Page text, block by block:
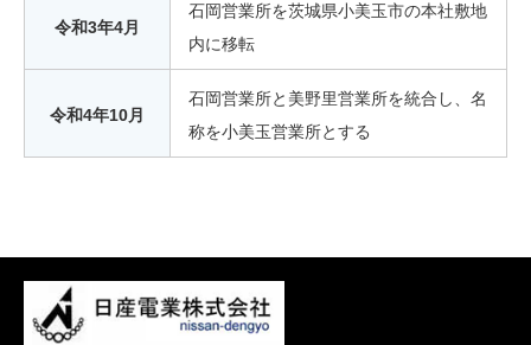
令和3年4月
石岡営業所を茨城県小美玉市の本社敷地
内に移転
令和4年10月
石岡営業所と美野里営業所を統合し、名
称を小美玉営業所とする